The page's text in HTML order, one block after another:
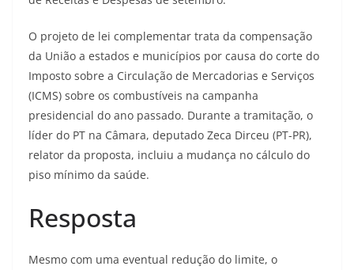
O projeto de lei complementar trata da compensação
da União a estados e municípios por causa do corte do
Imposto sobre a Circulação de Mercadorias e Serviços
(ICMS) sobre os combustíveis na campanha
presidencial do ano passado. Durante a tramitação, o
líder do PT na Câmara, deputado Zeca Dirceu (PT-PR),
relator da proposta, incluiu a mudança no cálculo do
piso mínimo da saúde.
Resposta
Mesmo com uma eventual redução do limite, o